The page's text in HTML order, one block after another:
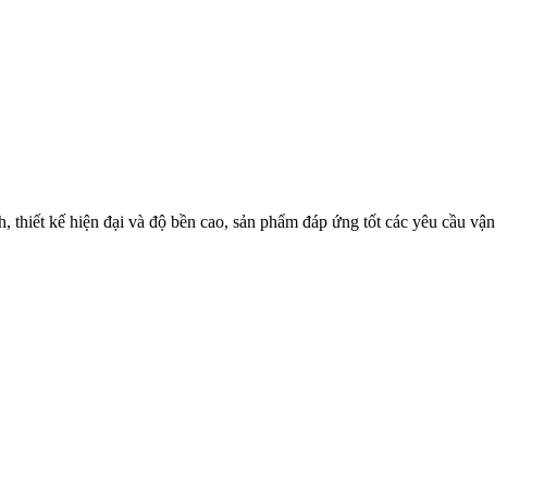
thiết kế hiện đại và độ bền cao, sản phẩm đáp ứng tốt các yêu cầu vận